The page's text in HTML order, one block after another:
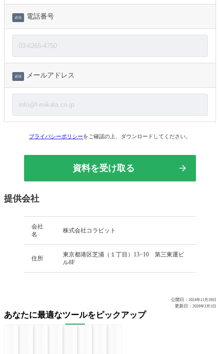
必須 電話番号
必須 メールアドレス
プライバシーポリシーをご確認の上、ダウンロードしてください。
提供会社
会社
名
株式会社コラビット
住所
東京都港区芝浦（１丁目）13−10 第三東運ビ
ル8F
公開日： 2024年11月19日
更新日： 2026年3月1日
あなたに最適なツールをピックアップ